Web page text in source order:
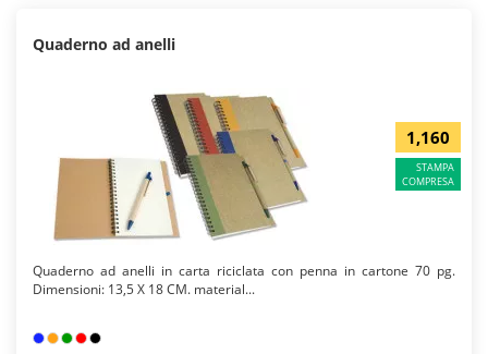
Quaderno ad anelli
1,160
STAMPA
COMPRESA
Quaderno ad anelli in carta riciclata con penna in cartone 70 pg.
Dimensioni: 13,5 X 18 CM. material...